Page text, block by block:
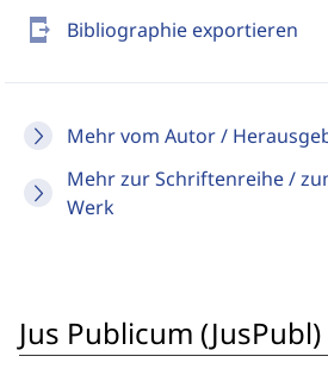
send_to_mobile Bibliographie exportieren
Mehr vom Autor /
Mehr zur Schriftenreihe /
Werk
Jus Publicum (JusPubl)